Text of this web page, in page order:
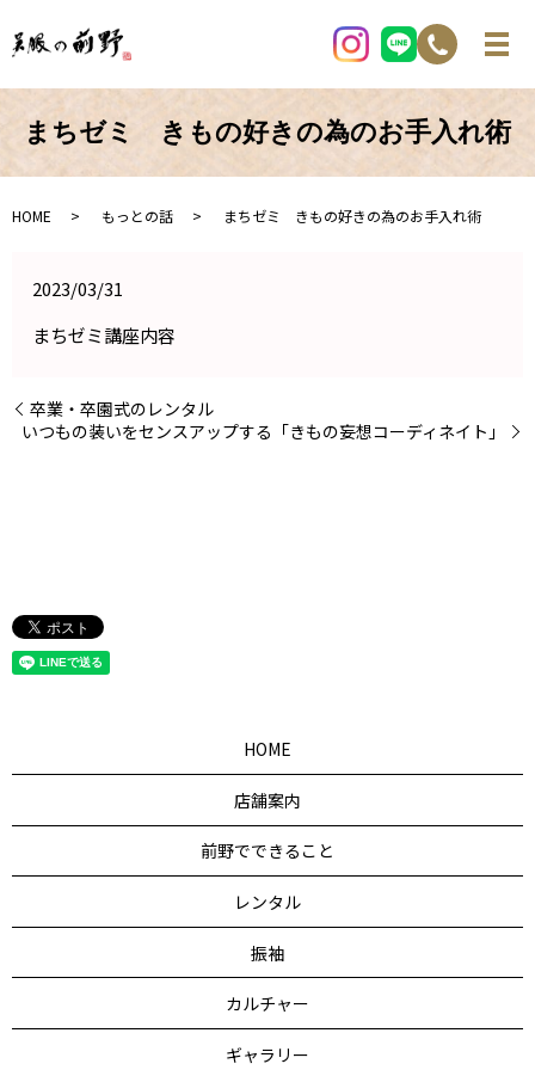
まちゼミ きもの好きの為のお手入れ術
HOME もっとの話 まちゼミ きもの好きの為のお手入れ術
2023/03/31
まちゼミ講座内容
卒業・卒園式のレンタル
いつもの装いをセンスアップする「きもの妄想コーディネイト」
HOME
店舗案内
前野でできること
レンタル
振袖
カルチャー
ギャラリー